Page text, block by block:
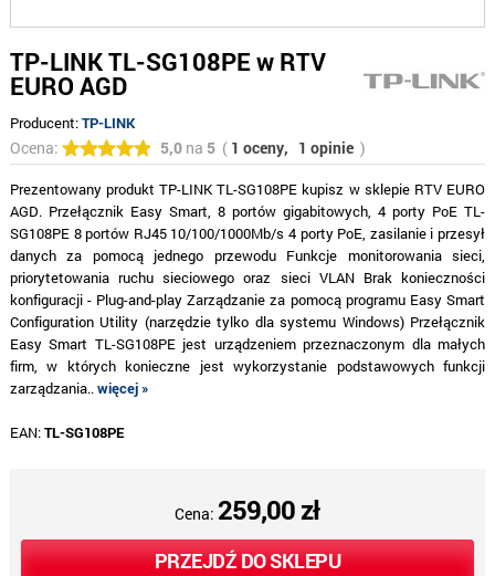
TP-LINK TL-SG108PE w RTV
EURO AGD
Producent:TP-LINK
Ocena: 5,0na 5( 1 oceny, 1 opinie )
Prezentowany produkt TP-LINK TL-SG108PE kupisz w sklepie RTV EURO
AGD. Przełącznik Easy Smart, 8 portów gigabitowych, 4 porty PoE TL-
SG108PE 8 portów RJ45 10/100/1000Mb/s 4 porty PoE, zasilanie i przesył
danych za pomocą jednego przewodu Funkcje monitorowania sieci,
priorytetowania ruchu sieciowego oraz sieci VLAN Brak konieczności
konfiguracji - Plug-and-play Zarządzanie za pomocą programu Easy Smart
Configuration Utility (narzędzie tylko dla systemu Windows) Przełącznik
Easy Smart TL-SG108PE jest urządzeniem przeznaczonym dla małych
firm, w których konieczne jest wykorzystanie podstawowych funkcji
zarządzania..więcej »
EAN:TL-SG108PE
Cena: 259,00 zł
PRZEJDŹ DO SKLEPU